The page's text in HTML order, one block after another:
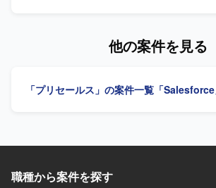
様なクラウドサービスの構築から運用保守
キルアップしていただけます。 【開発環境】 Microsoft
Directory, Azure Entra Connect,
用展開、SBOM導入検討、各種申請・ツー
体的に進められる方を求めています。 【ポジションの魅
育、規程整備、ツール導入・改善を行いま
他の案件を見る
「プリセールス」の案件一覧 「
職種から案件を探す